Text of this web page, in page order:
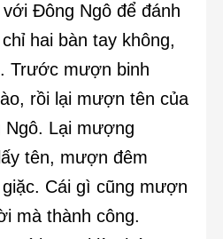
Đông Ngô để đánh
hai bàn tay không,
Trước mượn binh
rồi lại mượn tên của
Ngô. Lại mượng
tên, mượn đêm
Cái gì cũng mượn
mà thành công.